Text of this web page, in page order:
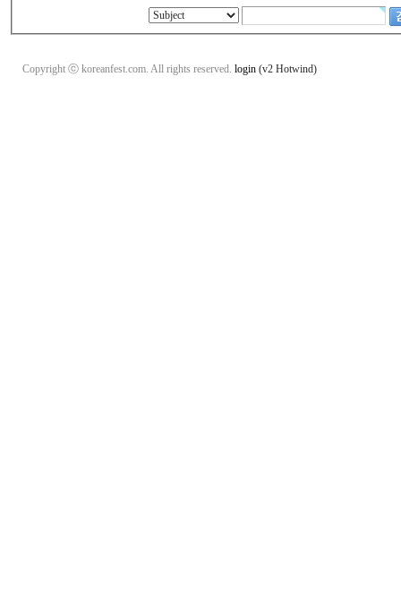
Copyright ⓒ koreanfest.com. All rights reserved. login (v2 Hotwind)